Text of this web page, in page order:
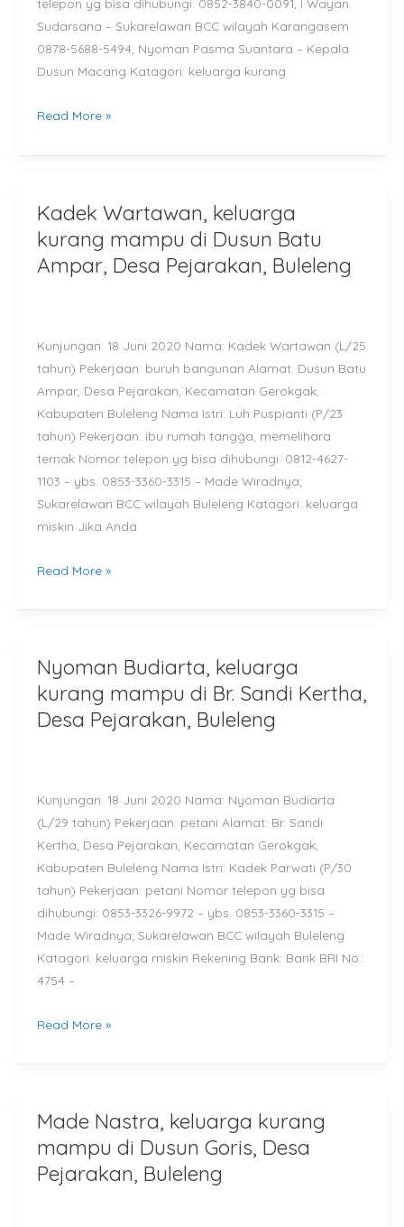
telepon yg bisa dihubungi: 0852-3840-0091, I Wayan
Sudarsana – Sukarelawan BCC wilayah Karangasem
0878-5688-5494, Nyoman Pasma Suantara – Kepala
Dusun Macang Katagori: keluarga kurang
Read More »
Kadek Wartawan, keluarga
kurang mampu di Dusun Batu
Ampar, Desa Pejarakan, Buleleng
Kunjungan: 18 Juni 2020 Nama: Kadek Wartawan (L/25
tahun) Pekerjaan: buruh bangunan Alamat: Dusun Batu
Ampar, Desa Pejarakan, Kecamatan Gerokgak,
Kabupaten Buleleng Nama Istri: Luh Puspianti (P/23
tahun) Pekerjaan: ibu rumah tangga, memelihara
ternak Nomor telepon yg bisa dihubungi: 0812-4627-
1103 – ybs. 0853-3360-3315 – Made Wiradnya;
Sukarelawan BCC wilayah Buleleng Katagori: keluarga
miskin Jika Anda
Kadek
Wartawan,
keluarga
kurang
Dusun
Batu
Ampar,
Desa
Pejarakan,
Buleleng
Read More »
Nyoman Budiarta, keluarga
kurang mampu di Br. Sandi Kertha,
Desa Pejarakan, Buleleng
Kunjungan: 18 Juni 2020 Nama: Nyoman Budiarta
(L/29 tahun) Pekerjaan: petani Alamat: Br. Sandi
Kertha, Desa Pejarakan, Kecamatan Gerokgak,
Kabupaten Buleleng Nama Istri: Kadek Parwati (P/30
tahun) Pekerjaan: petani Nomor telepon yg bisa
dihubungi: 0853-3326-9972 – ybs. 0853-3360-3315 –
Made Wiradnya; Sukarelawan BCC wilayah Buleleng
Katagori: keluarga miskin Rekening Bank: Bank BRI No.:
4754 –
Nyoman
Budiarta,
keluarga
kurang
Br.
Sandi
Kertha,
Desa
Pejarakan,
Buleleng
Read More »
Made Nastra, keluarga kurang
mampu di Dusun Goris, Desa
Pejarakan, Buleleng
Made
Nastra,
keluarga
kurang